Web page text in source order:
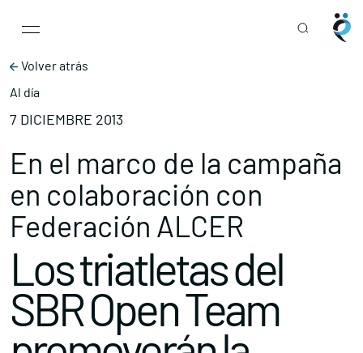
Main Navigation
Volver atrás
Al día
7 DICIEMBRE 2013
En el marco de la campaña
en colaboración con
Federación ALCER
Los triatletas del
SBR Open Team